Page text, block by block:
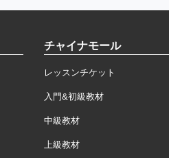
チャイナモール
レッスンチケット
入門&初級教材
中級教材
上級教材